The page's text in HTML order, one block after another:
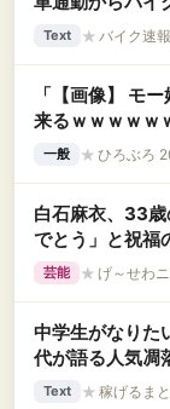
Text ★ バイク速
「【画像】 モ
来るｗｗｗｗ
一般 ★ ひろぶろ
白石麻衣、33
でとう」と祝福
芸能 ★ げ～せわ
中学生がなりた
代が語る人気凋
もう古い？
Text ★ 稼げるま